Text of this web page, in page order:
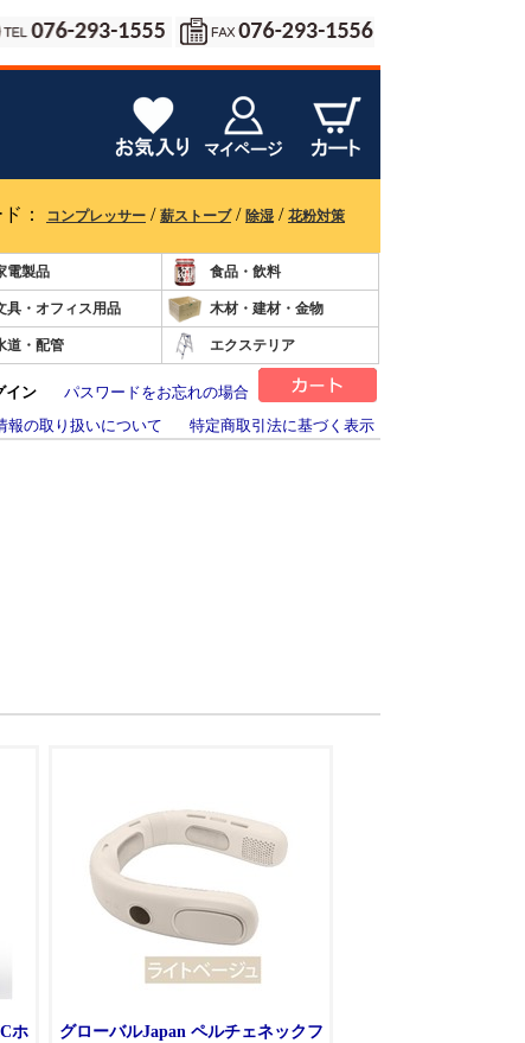
： コンプレッサー / 薪ストーブ/ 除湿 / 花粉対策
電製品 食品・飲料
具・オフィス用品 木材・建材・金物
道・配管 エクステリア
イン
パスワードをお忘れの場合
報の取り扱いについて 特定商取引法に基づく表示
ホ
グローバルJapan ペルチェネックフ